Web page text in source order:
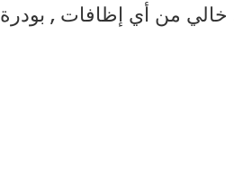
أي إظافات , بودرة 206 غرام